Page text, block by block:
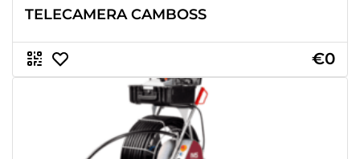
TELECAMERA CAMBOSS
€0